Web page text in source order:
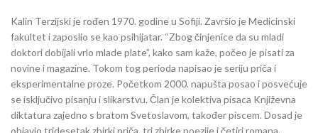
Kalin Terzijski je rođen 1970. godine u Sofiji. Završio je Medicinski
fakultet i zaposlio se kao psihijatar. “Zbog činjenice da su mladi
doktori dobijali vrlo mlade plate”, kako sam kaže, počeo je pisati za
novine i magazine. Tokom tog perioda napisao je seriju priča i
eksperimentalne proze. Početkom 2000. napušta posao i posvećuje
se isključivo pisanju i slikarstvu. Član je kolektiva pisaca Književna
diktatura zajedno s bratom Svetoslavom, također piscem. Dosad je
objavio tridesetak zbirki priča, tri zbirke poezije i četiri romana.